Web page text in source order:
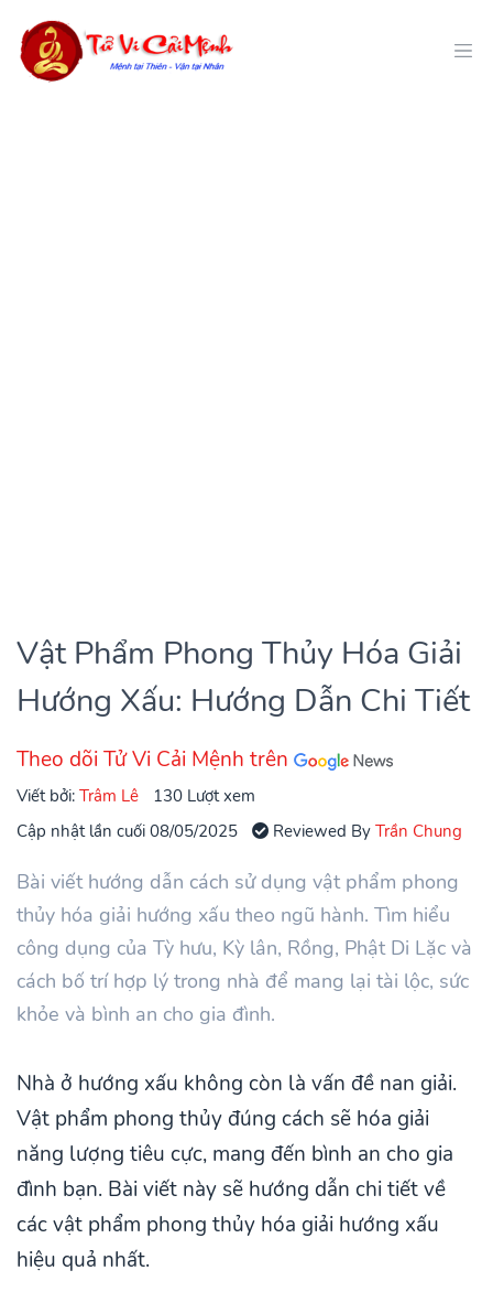
Vật Phẩm Phong Thủy Hóa Giải
Hướng Xấu: Hướng Dẫn Chi Tiết
Theo dõi Tử Vi Cải Mệnh trên
Viết bởi:Trâm Lê
130 Lượt xem
Cập nhật lần cuối 08/05/2025
Reviewed ByTrần Chung
Bài viết hướng dẫn cách sử dụng vật phẩm phong
thủy hóa giải hướng xấu theo ngũ hành. Tìm hiểu
công dụng của Tỳ hưu, Kỳ lân, Rồng, Phật Di Lặc và
cách bố trí hợp lý trong nhà để mang lại tài lộc, sức
khỏe và bình an cho gia đình.
Nhà ở hướng xấu không còn là vấn đề nan giải.
Vật phẩm phong thủy đúng cách sẽ hóa giải
năng lượng tiêu cực, mang đến bình an cho gia
đình bạn. Bài viết này sẽ hướng dẫn chi tiết về
các vật phẩm phong thủy hóa giải hướng xấu
hiệu quả nhất.